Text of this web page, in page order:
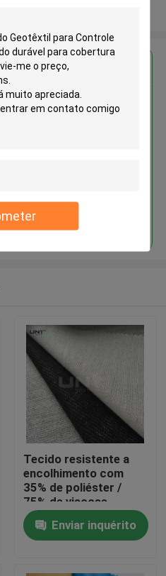
preço para
Geotêxtil para Controle
Daninhas | Tecido
Tecido resistente a
encolhimento com
35% de poliéster /
75% de viscose
Enviar inquérito